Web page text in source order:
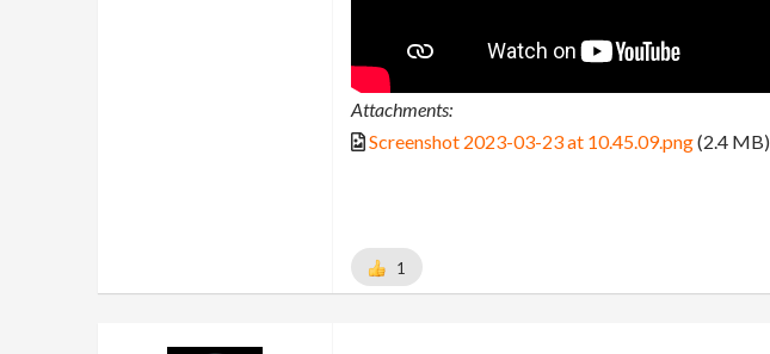
Attachments:
Screenshot 2023-03-23 at 10.45.09.png(2.4 MB)
1